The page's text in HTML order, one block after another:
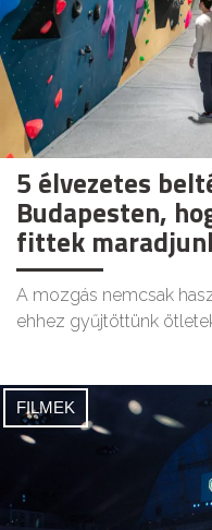
5 élvezetes
Budapesten,
fittek
A mozgás nemcsak
ehhez gyűjtöttünk
FILMEK